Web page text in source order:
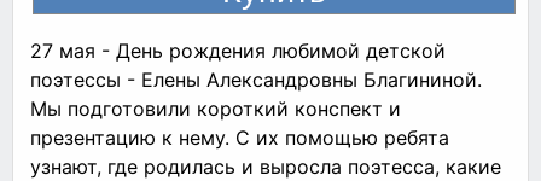
27 мая - День рождения любимой детской
поэтессы - Елены Александровны Благининой.
Мы подготовили короткий конспект и
презентацию к нему. С их помощью ребята
узнают, где родилась и выросла поэтесса, какие